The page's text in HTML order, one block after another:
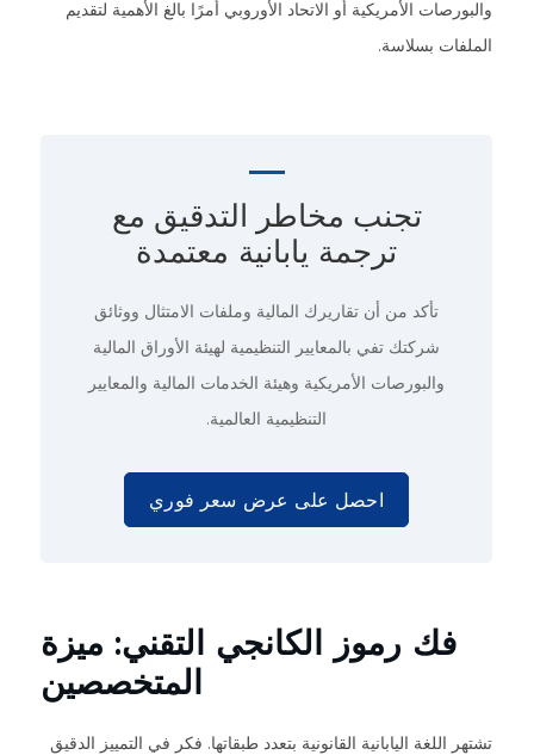
والبورصات الأمريكية أو الاتحاد الأوروبي أمرًا بالغ الأهمية لتقديم
الملفات بسلاسة.
تجنب مخاطر التدقيق مع
ترجمة يابانية معتمدة
تأكد من أن تقاريرك المالية وملفات الامتثال ووثائق
شركتك تفي بالمعايير التنظيمية لهيئة الأوراق المالية
والبورصات الأمريكية وهيئة الخدمات المالية والمعايير
التنظيمية العالمية.
احصل على عرض سعر فوري
فك رموز الكانجي التقني: ميزة
المتخصصين
تشتهر اللغة اليابانية القانونية بتعدد طبقاتها. فكر في التمييز الدقيق